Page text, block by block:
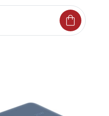
shopping_bag